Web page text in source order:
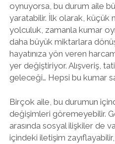
oynuyorsa, bu durum aile
yaratabilir. İlk olarak, küçük
yolculuk, zamanla kumar
daha büyük miktarlara
hayatınıza yön veren
yer değiştiriyor. Alışveriş,
geleceği… Hepsi bu kumar
Birçok aile, bu durumun
değişimleri göremeyebilir.
arasında sosyal ilişkiler de
içindeki iletişim